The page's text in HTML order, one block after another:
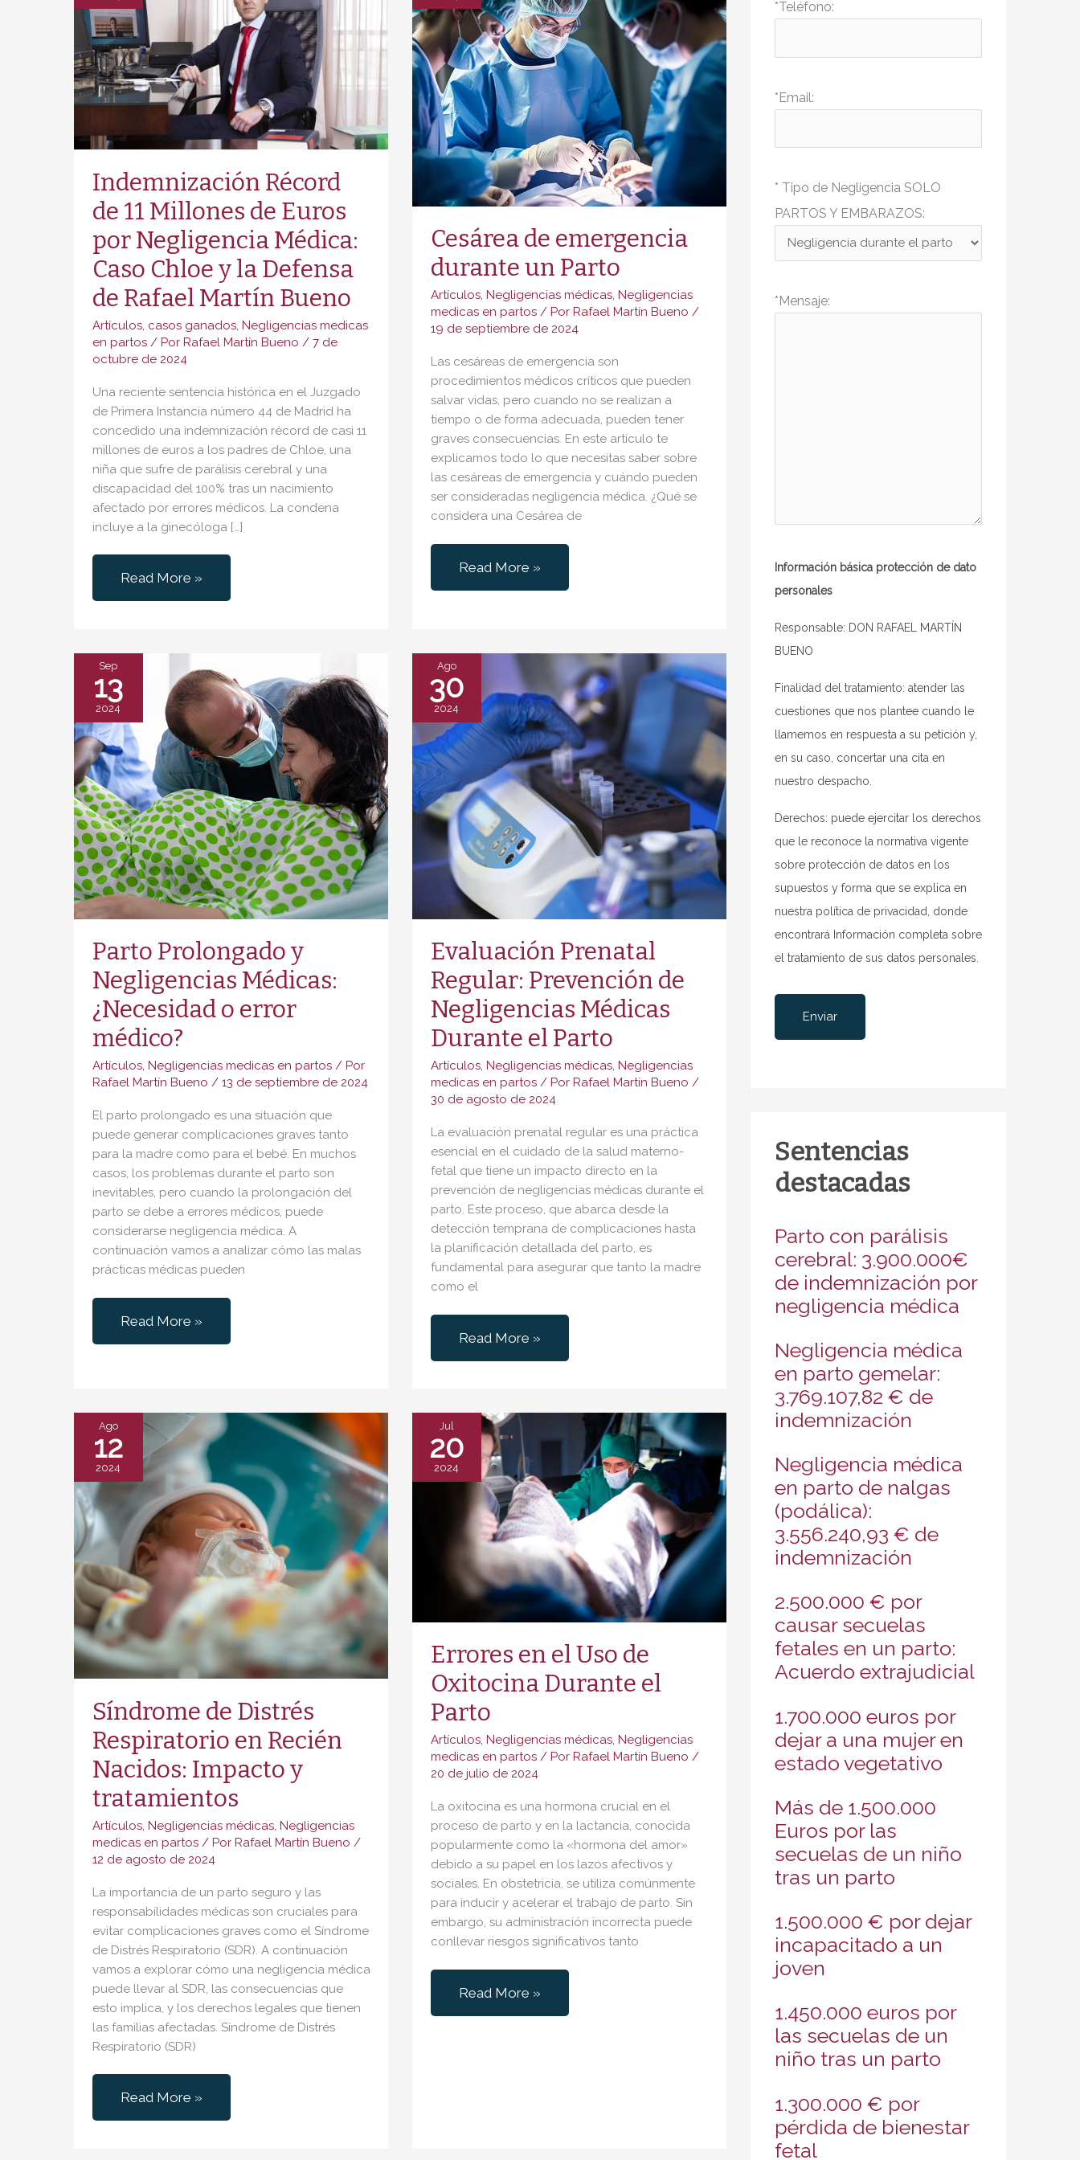
Indemnización Récord
de 11 Millones de Euros
por Negligencia Médica:
Caso Chloe y la Defensa
de Rafael Martín Bueno
Artículos, casos ganados, Negligencias medicas
en partos/ Por Rafael Martín Bueno / 7 de
octubre de 2024
Una reciente sentencia histórica en el Juzgado
de Primera Instancia número 44 de Madrid ha
concedido una indemnización récord de casi 11
millones de euros a los padres de Chloe, una
niña que sufre de parálisis cerebral y una
discapacidad del 100% tras un nacimiento
afectado por errores médicos. La condena
incluye a la ginecóloga […]
Indemnización
Récord
de
Euros
por
Negligencia
Médica:
Caso
Chloe
y
la
Defensa
de
Martín
Bueno
Read More »
Cesárea de emergencia
durante un Parto
Artículos, Negligencias médicas, Negligencias
medicas en partos/ Por Rafael Martín Bueno /
19 de septiembre de 2024
Las cesáreas de emergencia son
procedimientos médicos críticos que pueden
salvar vidas, pero cuando no se realizan a
tiempo o de forma adecuada, pueden tener
graves consecuencias. En este artículo te
explicamos todo lo que necesitas saber sobre
las cesáreas de emergencia y cuándo pueden
ser consideradas negligencia médica. ¿Qué se
considera una Cesárea de
Cesárea
de
un
Parto
Read More »
Sep
13
2024
Parto Prolongado y
Negligencias Médicas:
¿Necesidad o error
médico?
Artículos, Negligencias medicas en partos/ Por
Rafael Martín Bueno / 13 de septiembre de 2024
El parto prolongado es una situación que
puede generar complicaciones graves tanto
para la madre como para el bebé. En muchos
casos, los problemas durante el parto son
inevitables, pero cuando la prolongación del
parto se debe a errores médicos, puede
considerarse negligencia médica. A
continuación vamos a analizar cómo las malas
prácticas médicas pueden
Parto
Prolongado
Médicas:
¿Necesidad
o
error
médico?
Read More »
Ago
30
2024
Evaluación Prenatal
Regular: Prevención de
Negligencias Médicas
Durante el Parto
Artículos, Negligencias médicas, Negligencias
medicas en partos/ Por Rafael Martín Bueno /
30 de agosto de 2024
La evaluación prenatal regular es una práctica
esencial en el cuidado de la salud materno-
fetal que tiene un impacto directo en la
prevención de negligencias médicas durante el
parto. Este proceso, que abarca desde la
detección temprana de complicaciones hasta
la planificación detallada del parto, es
fundamental para asegurar que tanto la madre
como el
Evaluación
Prenatal
Negligencias
Médicas
Durante
el
Parto
Read More »
Ago
12
2024
Síndrome de Distrés
Respiratorio en Recién
Nacidos: Impacto y
tratamientos
Artículos, Negligencias médicas, Negligencias
medicas en partos/ Por Rafael Martín Bueno /
12 de agosto de 2024
La importancia de un parto seguro y las
responsabilidades médicas son cruciales para
evitar complicaciones graves como el Síndrome
de Distrés Respiratorio (SDR). A continuación
vamos a explorar cómo una negligencia médica
puede llevar al SDR, las consecuencias que
esto implica, y los derechos legales que tienen
las familias afectadas. Síndrome de Distrés
Respiratorio (SDR)
Síndrome
de
Read More »
Jul
20
2024
Errores en el Uso de
Oxitocina Durante el
Parto
Artículos, Negligencias médicas, Negligencias
medicas en partos/ Por Rafael Martín Bueno /
20 de julio de 2024
La oxitocina es una hormona crucial en el
proceso de parto y en la lactancia, conocida
popularmente como la «hormona del amor»
debido a su papel en los lazos afectivos y
sociales. En obstetricia, se utiliza comúnmente
para inducir y acelerar el trabajo de parto. Sin
embargo, su administración incorrecta puede
conllevar riesgos significativos tanto
Errores
en
Read More »
*Teléfono:
*Email:
* Tipo de Negligencia SOLO
PARTOS Y EMBARAZOS:
*Mensaje:
Información básica protección de dato
personales
Responsable: DON RAFAEL MARTÍN
BUENO
Finalidad del tratamiento: atender las
cuestiones que nos plantee cuando le
llamemos en respuesta a su petición y,
en su caso, concertar una cita en
nuestro despacho.
Derechos: puede ejercitar los derechos
que le reconoce la normativa vigente
sobre protección de datos en los
supuestos y forma que se explica en
nuestra política de privacidad
, donde
encontrará Información completa sobre
el tratamiento de sus datos personales.
Por favor, deja este campo vacío.
Sentencias
destacadas
Parto con parálisis
cerebral: 3.900.000€
de indemnización por
negligencia médica
Negligencia médica
en parto gemelar:
3.769.107,82 € de
indemnización
Negligencia médica
en parto de nalgas
(podálica):
3.556.240,93 € de
indemnización
2.500.000 € por
causar secuelas
fetales en un parto:
Acuerdo extrajudicial
1.700.000 euros por
dejar a una mujer en
estado vegetativo
Más de 1.500.000
Euros por las
secuelas de un niño
tras un parto
1.500.000 € por dejar
incapacitado a un
joven
1.450.000 euros por
las secuelas de un
niño tras un parto
1.300.000 € por
pérdida de bienestar
fetal